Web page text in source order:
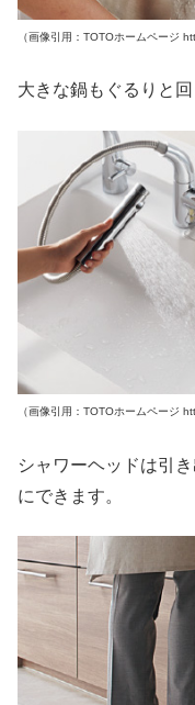
（画像引用：TOTOホームページ
大きな鍋もぐるりと
（画像引用：TOTOホームページ
シャワーヘッドは引
にできます。